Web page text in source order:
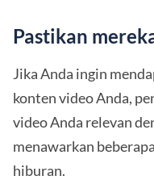
Pastikan
Jika Anda ingin
konten video Anda,
video Anda relevan
menawarkan
hiburan.